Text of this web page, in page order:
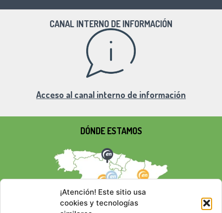
¡Atención! Este sitio usa
cookies y tecnologías
CANAL INTERNO DE INFORMACIÓN
Acceso al canal interno de información
DÓNDE ESTAMOS